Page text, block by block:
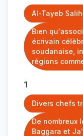
Al-Tayeb Salih
Bien
écrivain
soudanaise,
régions
1
Divers chefs
De nombreux
Baggara et